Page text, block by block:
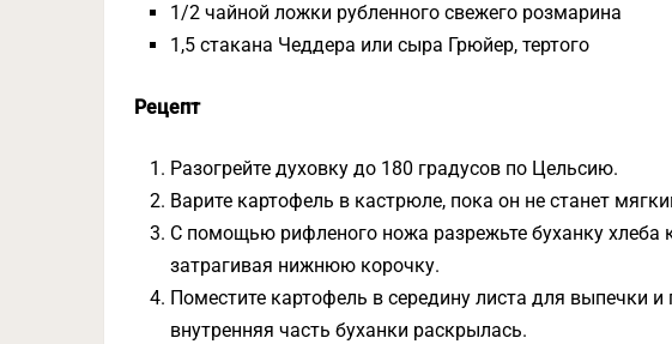
1/2 чайной ложки рубленного свежего розмарина
1,5 стакана Чеддера или сыра Грюйер, тертого
Рецепт
Разогрейте духовку до 180 градусов по Цельсию.
Варите картофель в кастрюле, пока он не станет
С помощью рифленого ножа разрежьте буханку хлеба
затрагивая нижнюю корочку.
Поместите картофель в середину листа для выпечки и
внутренняя часть буханки раскрылась.